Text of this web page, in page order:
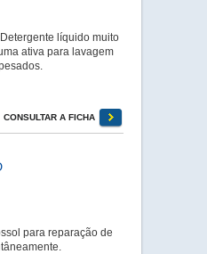
líquido muito
ativa para lavagem
CONSULTAR A FICHA
para reparação de